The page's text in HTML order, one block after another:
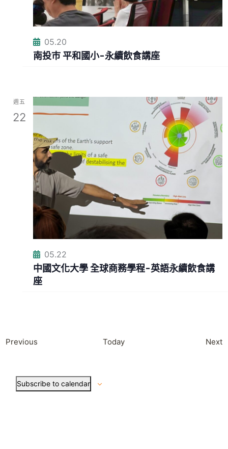
南投巿 平和國小-永續飲食講座
05.20
週五
22
中國文化大學 全球商務學程-英語永續飲食講
座
05.22
Previous
n
Today NextE
Subscribe to calendar